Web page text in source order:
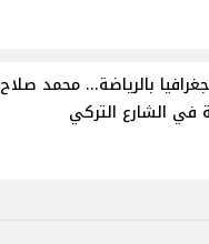
بالرياضة... محمد صلاح
في الشارع التركي